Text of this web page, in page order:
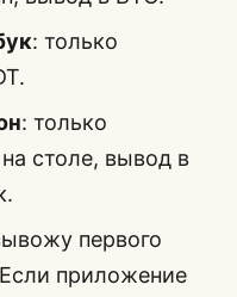
: только
: только
столе, вывод в
первого
приложение